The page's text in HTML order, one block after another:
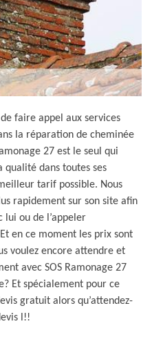
faire appel aux services
la réparation de cheminée
27 est le seul qui
dans toutes ses
tarif possible. Nous
rapidement sur son site afin
lui ou de l’appeler
en ce moment les prix sont
voulez encore attendre et
avec SOS Ramonage 27
Et spécialement pour ce
gratuit alors qu’attendez-
l!!